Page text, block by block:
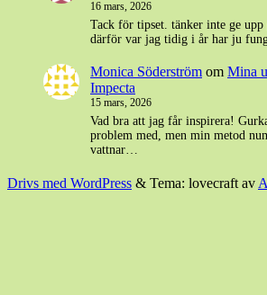
16 mars, 2026
Tack för tipset. tänker inte ge
därför var jag tidig i år har ju
Monica Söderström om Mina
Impecta
15 mars, 2026
Vad bra att jag får inspirera!
problem med, men min metod
vattnar…
Drivs med WordPress & Tema: lovecraft av